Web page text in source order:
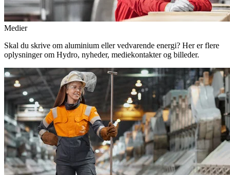
Medier
Skal du skrive om aluminium eller vedvarende energi? Her er flere
oplysninger om Hydro, nyheder, mediekontakter og billeder.